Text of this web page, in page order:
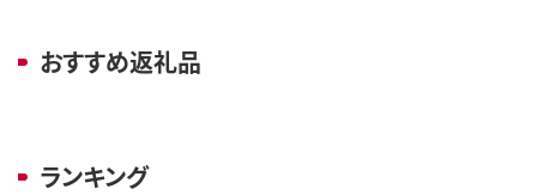
おすすめ返礼品
ランキング